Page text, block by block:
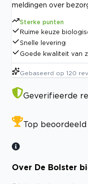
meldingen over
Sterke punten
Ruime keuze
Snelle levering
Goede kwaliteit van
Gebaseerd op 120
Geverifieerde
Top beoordeeld
Over De Bolster